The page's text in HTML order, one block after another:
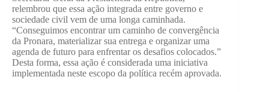
relembrou que essa ação integrada entre governo e
sociedade civil vem de uma longa caminhada.
“Conseguimos encontrar um caminho de convergência
da Pronara, materializar sua entrega e organizar uma
agenda de futuro para enfrentar os desafios colocados.”
Desta forma, essa ação é considerada uma iniciativa
implementada neste escopo da política recém aprovada.